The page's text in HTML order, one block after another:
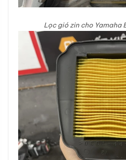
Lọc gió zin cho Yamaha